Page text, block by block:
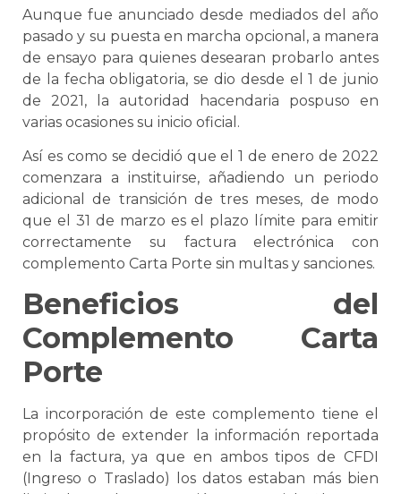
Aunque fue anunciado desde mediados del año
pasado y su puesta en marcha opcional, a manera
de ensayo para quienes desearan probarlo antes
de la fecha obligatoria,se dio desde el 1 de junio
de 2021, la autoridad hacendaria pospuso en
varias ocasiones su inicio oficial.
Así es como se decidió que el 1 de enero de 2022
comenzara a instituirse, añadiendo un periodo
adicional de transición de tres meses, de modo
que el 31 de marzo es el plazo límite para emitir
correctamente su factura electrónica con
complemento Carta Porte sin multas y sanciones.
Beneficios del
Complemento Carta
Porte
La incorporación de este complemento tiene el
propósito de extender la información reportada
en la factura, ya que en ambos tipos de CFDI
(Ingreso o Traslado) los datos estaban más bien